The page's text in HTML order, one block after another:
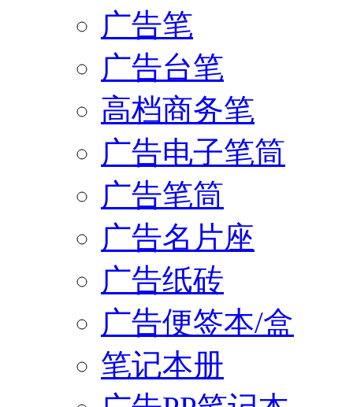
广告笔
广告台笔
高档商务笔
广告电子笔筒
广告笔筒
广告名片座
广告纸砖
广告便签本/盒
笔记本册